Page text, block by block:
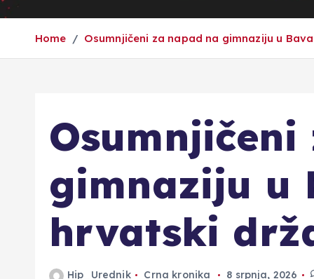
Home Osumnjičeni za napad na gimnaziju u
gimnaziju u
hrvatski
Hip_Urednik Crna kronika 8 srpnja, 2026